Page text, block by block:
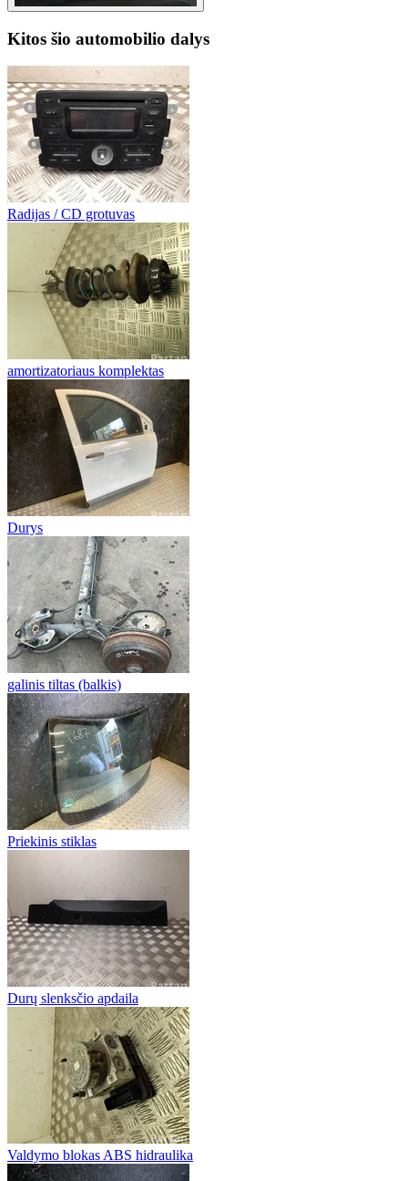
Kitos šio automobilio dalys
Radijas / CD grotuvas
amortizatoriaus komplektas
Durys
galinis tiltas (balkis)
Priekinis stiklas
Durų slenksčio apdaila
Valdymo blokas ABS hidraulika